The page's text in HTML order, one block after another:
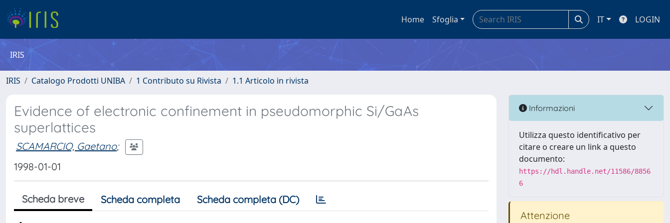
Home Sfoglia IT LOGIN
IRIS
IRIS Catalogo Prodotti UNIBA 1 Contributo su Rivista 1.1 Articolo in rivista
Evidence of electronic confinement in pseudomorphic Si/GaAs
superlattices
SCAMARCIO, Gaetano;
1998-01-01
Scheda breve Scheda completa Scheda completa (DC)
Informazioni
Utilizza questo identificativo per
citare o creare un link a questo
documento:
https://hdl.handle.net/11586/8856
6
Attenzione